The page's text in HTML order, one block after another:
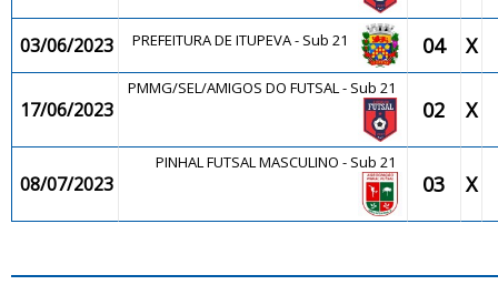
03/06/2023 PREFEITURA DE ITUPEVA - Sub 21 04 X
17/06/2023
PMMG/SEL/AMIGOS DO FUTSAL - Sub 21
02 X
08/07/2023
PINHAL FUTSAL MASCULINO - Sub 21
03 X